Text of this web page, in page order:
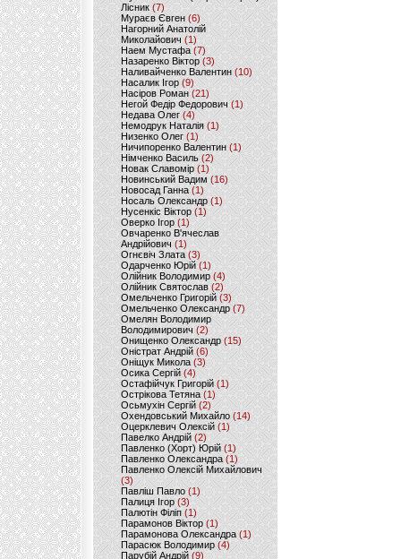
Лісник (7)
Мураєв Євген(6)
Нагорний Анатолій
Миколайович (1)
Наем Мустафа (7)
Назаренко Віктор (3)
Наливайченко Валентин (10)
Насалик Ігор(9)
Насіров Роман (21)
Негой Федір Федорович(1)
Недава Олег(4)
Немодрук Наталія(1)
Низенко Олег (1)
Ничипоренко Валентин (1)
Німченко Василь (2)
Новак Славомір (1)
Новинський Вадим (16)
Новосад Ганна (1)
Носаль Олександр (1)
Нусенкіс Віктор (1)
Оверко Ігор (1)
Овчаренко В'ячеслав
Андрійович(1)
Огнєвіч Злата (3)
Одарченко Юрій(1)
Олійник Володимир (4)
Олійник Святослав (2)
Омельченко Григорій (3)
Омельченко Олександр(7)
Омелян Володимир
Володимирович (2)
Онищенко Олександр (15)
Оністрат Андрій (6)
Оніщук Микола (3)
Осика Сергій(4)
Остафійчук Григорій(1)
Острікова Тетяна (1)
Осьмухін Сергій (2)
Охендовський Михайло (14)
Оцерклевич Олексій (1)
Павелко Андрій (2)
Павленко (Хорт) Юрій (1)
Павленко Олександра (1)
Павленко Олексій Михайлович
(3)
Павліш Павло(1)
Палиця Ігор (3)
Палютін Філіп(1)
Парамонов Віктор (1)
Парамонова Олександра(1)
Парасюк Володимир(4)
Парубій Андрій (9)